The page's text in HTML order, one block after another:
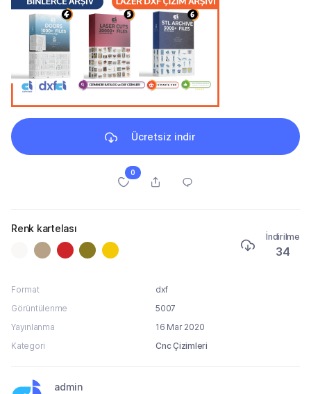
Ücretsiz indir
0
Renk kartelası
İndirilme
34
Format
dxf
Görüntülenme
5007
Yayınlanma
16 Mar 2020
Kategori
Cnc Çizimleri
admin